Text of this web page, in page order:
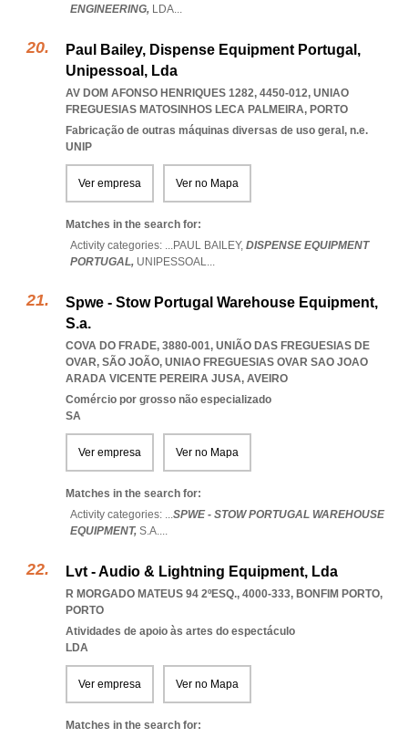
ENGINEERING, LDA...
Paul Bailey, Dispense Equipment Portugal,
Unipessoal, Lda
AV DOM AFONSO HENRIQUES 1282, 4450-012, UNIAO
FREGUESIAS MATOSINHOS LECA PALMEIRA, PORTO
Fabricação de outras máquinas diversas de uso geral, n.e.
UNIP
Ver empresa Ver no Mapa
Matches in the search for:
Activity categories: ...PAUL BAILEY, DISPENSE EQUIPMENT
PORTUGAL, UNIPESSOAL...
Spwe - Stow Portugal Warehouse Equipment,
S.a.
COVA DO FRADE, 3880-001, UNIÃO DAS FREGUESIAS DE
OVAR, SÃO JOÃO, UNIAO FREGUESIAS OVAR SAO JOAO
ARADA VICENTE PEREIRA JUSA, AVEIRO
Comércio por grosso não especializado
SA
Ver empresa Ver no Mapa
Matches in the search for:
Activity categories: ...SPWE - STOW PORTUGAL WAREHOUSE
EQUIPMENT, S.A....
Lvt - Audio & Lightning Equipment, Lda
R MORGADO MATEUS 94 2ºESQ., 4000-333, BONFIM PORTO,
PORTO
Atividades de apoio às artes do espectáculo
LDA
Ver empresa Ver no Mapa
Matches in the search for: